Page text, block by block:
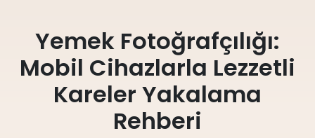
Yemek Fotoğrafçılığı:
Mobil Cihazlarla Lezzetli
Kareler Yakalama
Rehberi